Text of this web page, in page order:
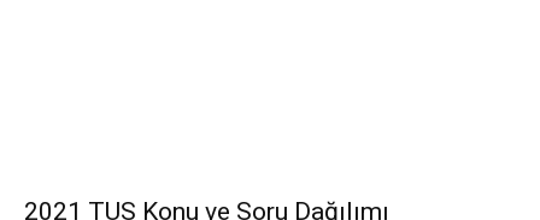
2021 TUS Konu ve Soru Dağılımı